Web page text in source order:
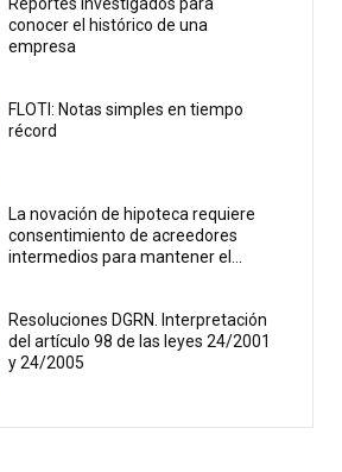
conocer el histórico de una
empresa
FLOTI: Notas simples en tiempo
récord
La novación de hipoteca requiere
consentimiento de acreedores
intermedios para mantener el...
Resoluciones DGRN. Interpretación
del artículo 98 de las leyes 24/2001
y 24/2005